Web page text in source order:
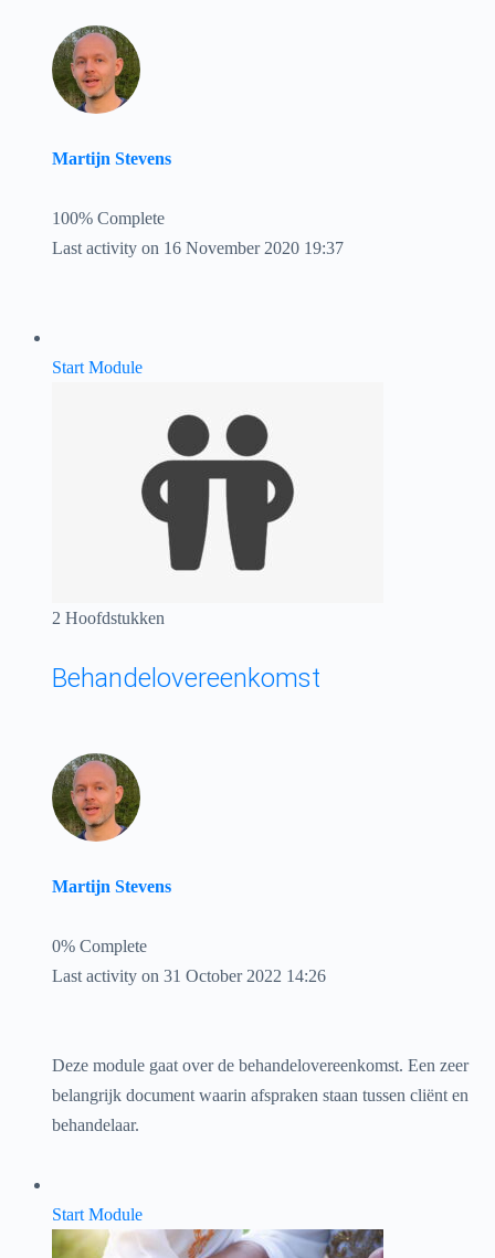
Martijn Stevens
100% Complete
Last activity on 16 November 2020 19:37
Start Module
2 Hoofdstukken
Behandelovereenkomst
Martijn Stevens
0% Complete
Last activity on 31 October 2022 14:26
Deze module gaat over de behandelovereenkomst. Een zeer
belangrijk document waarin afspraken staan tussen cliënt en
behandelaar.
Start Module